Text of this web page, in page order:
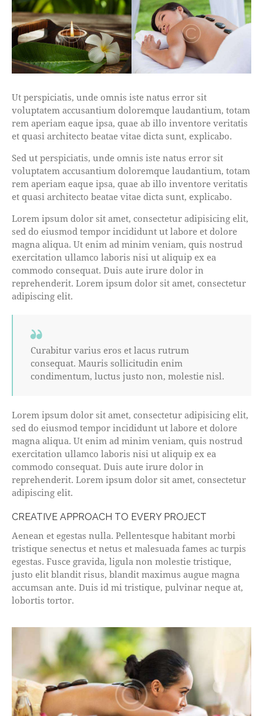
Ut perspiciatis, unde omnis iste natus error sit
voluptatem accusantium doloremque laudantium, totam
rem aperiam eaque ipsa, quae ab illo inventore veritatis
et quasi architecto beatae vitae dicta sunt, explicabo.
Sed ut perspiciatis, unde omnis iste natus error sit
voluptatem accusantium doloremque laudantium, totam
rem aperiam eaque ipsa, quae ab illo inventore veritatis
et quasi architecto beatae vitae dicta sunt, explicabo.
Lorem ipsum dolor sit amet, consectetur adipisicing elit,
sed do eiusmod tempor incididunt ut labore et dolore
magna aliqua. Ut enim ad minim veniam, quis nostrud
exercitation ullamco laboris nisi ut aliquip ex ea
commodo consequat. Duis aute irure dolor in
reprehenderit. Lorem ipsum dolor sit amet, consectetur
adipiscing elit.
Curabitur varius eros et lacus rutrum
consequat. Mauris sollicitudin enim
condimentum, luctus justo non, molestie nisl.
Lorem ipsum dolor sit amet, consectetur adipisicing elit,
sed do eiusmod tempor incididunt ut labore et dolore
magna aliqua. Ut enim ad minim veniam, quis nostrud
exercitation ullamco laboris nisi ut aliquip ex ea
commodo consequat. Duis aute irure dolor in
reprehenderit. Lorem ipsum dolor sit amet, consectetur
adipiscing elit.
CREATIVE APPROACH TO EVERY PROJECT
Aenean et egestas nulla. Pellentesque habitant morbi
tristique senectus et netus et malesuada fames ac turpis
egestas. Fusce gravida, ligula non molestie tristique,
justo elit blandit risus, blandit maximus augue magna
accumsan ante. Duis id mi tristique, pulvinar neque at,
lobortis tortor.